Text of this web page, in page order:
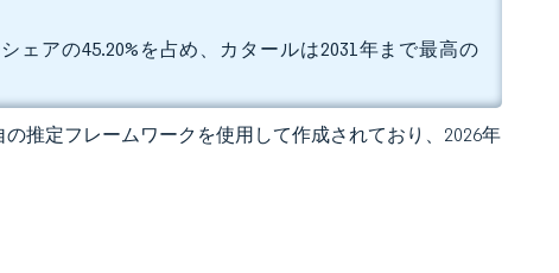
ェアの45.20%を占め、カタールは2031年まで最高の
推定フレームワークを使用して作成されており、2026年